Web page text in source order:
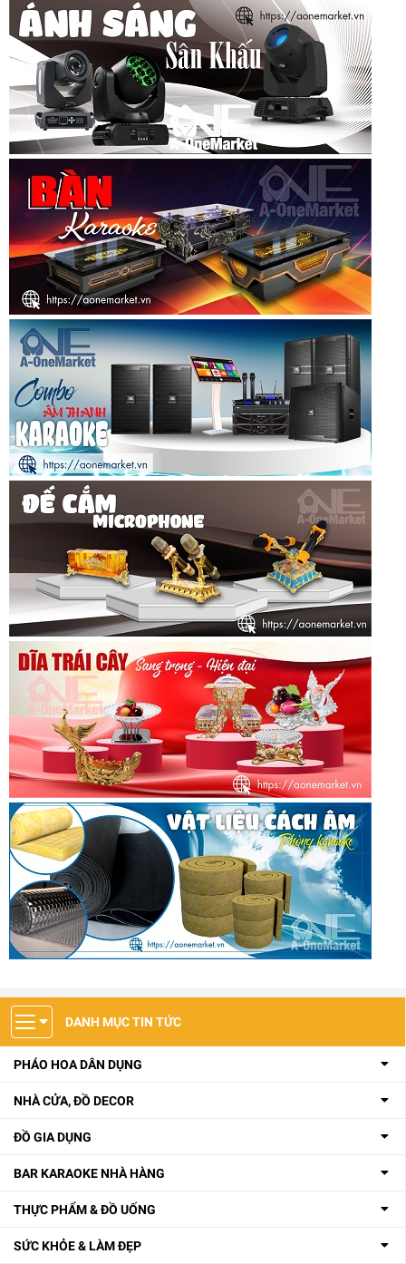
DANH MỤC TIN TỨC
PHÁO HOA DÂN DỤNG
NHÀ CỬA, ĐỒ DECOR
ĐỒ GIA DỤNG
BAR KARAOKE NHÀ HÀNG
THỰC PHẨM & ĐỒ UỐNG
SỨC KHỎE & LÀM ĐẸP